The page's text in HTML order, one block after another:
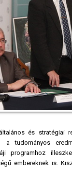
és stratégiai
a tudományos
programhoz
embereknek is.